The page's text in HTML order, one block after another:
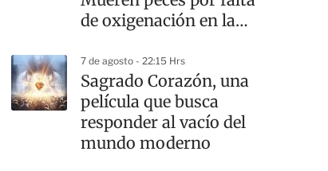
de oxigenación en la
7 de agosto - 22:15 Hrs
Sagrado Corazón, una
película que busca
responder al vacío del
mundo moderno